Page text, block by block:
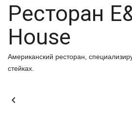
Ресторан
House
Американский ресторан,
стейках.
